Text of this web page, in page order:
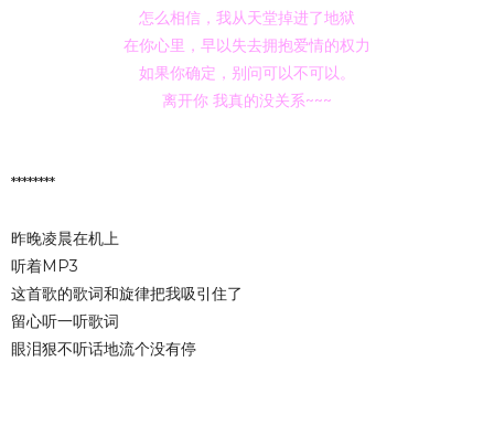
怎么相信，我从天堂掉进了地狱
在你心里，早以失去拥抱爱情的权力
如果你确定，别问可以不可以。
离开你 我真的没关系~~~
********
昨晚凌晨在机上
听着MP3
这首歌的歌词和旋律把我吸引住了
留心听一听歌词
眼泪狠不听话地流个没有停